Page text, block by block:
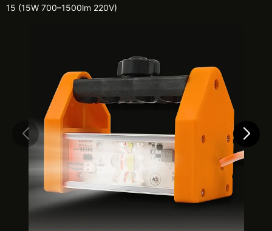
15 (15W 700–1500lm 220V)